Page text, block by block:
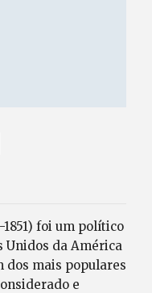
1851) foi um político
Unidos da América
dos mais populares
e